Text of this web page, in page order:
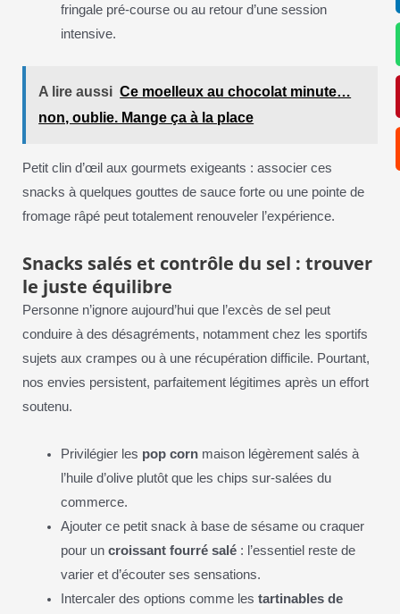
fringale pré-course ou au retour d’une session
intensive.
A lire aussi Ce moelleux au chocolat minute…
non, oublie. Mange ça à la place
Petit clin d’œil aux gourmets exigeants : associer ces
snacks à quelques gouttes de sauce forte ou une pointe de
fromage râpé peut totalement renouveler l’expérience.
Snacks salés et contrôle du sel : trouver
le juste équilibre
Personne n’ignore aujourd’hui que l’excès de sel peut
conduire à des désagréments, notamment chez les sportifs
sujets aux crampes ou à une récupération difficile. Pourtant,
nos envies persistent, parfaitement légitimes après un effort
soutenu.
Privilégier les pop corn maison légèrement salés à
l’huile d’olive plutôt que les chips sur-salées du
commerce.
Ajouter ce petit snack à base de sésame ou craquer
pour uncroissant fourré salé : l’essentiel reste de
varier et d’écouter ses sensations.
Intercaler des options comme lestartinables de